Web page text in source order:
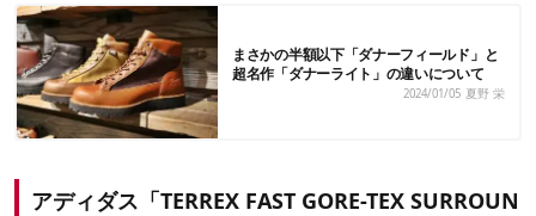
まさかの半額以下「ダナーフィールド」と
超名作「ダナーライト」の違いについて
2024/01/05 夏野 栄
アディダス「TERREX FAST GORE-TEX SURROUN